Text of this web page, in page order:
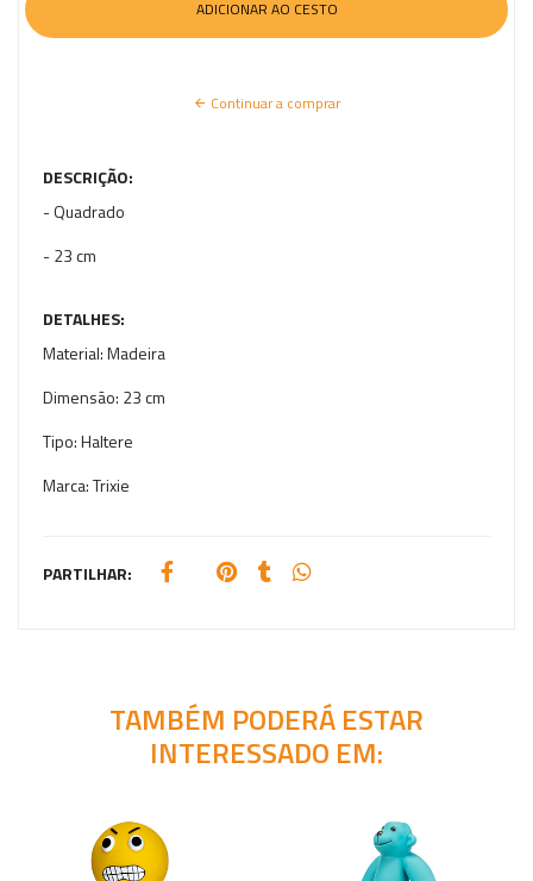
Continuar a comprar
DESCRIÇÃO:
- Quadrado
- 23 cm
DETALHES:
Material:Madeira
Dimensão: 23 cm
Tipo:Haltere
Marca:Trixie
PARTILHAR:
TAMBÉM PODERÁ ESTAR
INTERESSADO EM: